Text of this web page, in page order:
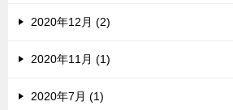
2020年12月 (2)
2020年11月 (1)
2020年7月 (1)